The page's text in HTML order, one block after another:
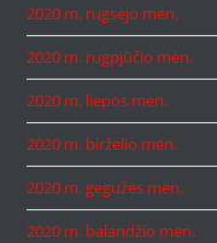
2020 m. rugsėjo mėn.
2020 m. rugpjūčio mėn.
2020 m. liepos mėn.
2020 m. birželio mėn.
2020 m. gegužės mėn.
2020 m. balandžio mėn.